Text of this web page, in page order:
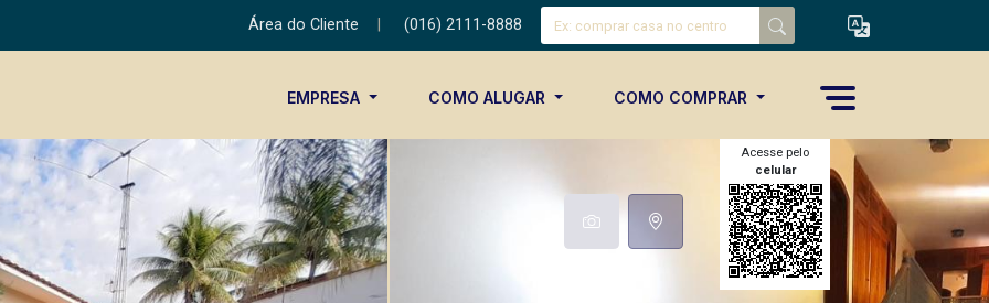
Área do Cliente (016) 2111-8888
EMPRESA COMO ALUGAR COMO COMPRAR
Acesse pelo
celular